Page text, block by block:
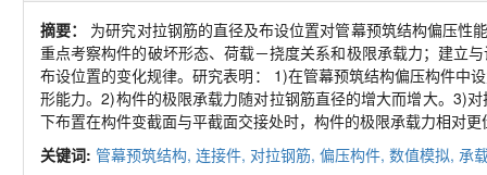
摘要： 为研究对拉钢筋的直径及布设位置对管幕预筑结构偏压性
重点考察构件的破坏形态、荷载－挠度关系和极限承载力；建立
布设位置的变化规律。研究表明：
1)在管幕预筑结构偏压构件中
形能力。2)构件的极限承载力随对拉钢筋直径的增大而增大。 3)
下布置在构件变截面与平截面交接处时，构件的极限承载力相对更
关键词: 管幕预筑结构, 连接件, 对拉钢筋, 偏压构件, 数值模拟, 承